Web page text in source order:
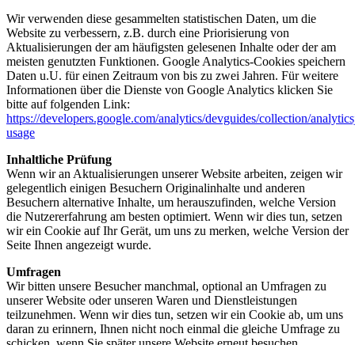
Wir verwenden diese gesammelten statistischen Daten, um die
Website zu verbessern, z.B. durch eine Priorisierung von
Aktualisierungen der am häufigsten gelesenen Inhalte oder der am
meisten genutzten Funktionen. Google Analytics-Cookies speichern
Daten u.U. für einen Zeitraum von bis zu zwei Jahren. Für weitere
Informationen über die Dienste von Google Analytics klicken Sie
bitte auf folgenden Link:
https://developers.google.com/analytics/devguides/collection/
usage
Inhaltliche Prüfung
Wenn wir an Aktualisierungen unserer Website arbeiten, zeigen wir
gelegentlich einigen Besuchern Originalinhalte und anderen
Besuchern alternative Inhalte, um herauszufinden, welche Version
die Nutzererfahrung am besten optimiert. Wenn wir dies tun, setzen
wir ein Cookie auf Ihr Gerät, um uns zu merken, welche Version der
Seite Ihnen angezeigt wurde.
Umfragen
Wir bitten unsere Besucher manchmal, optional an Umfragen zu
unserer Website oder unseren Waren und Dienstleistungen
teilzunehmen. Wenn wir dies tun, setzen wir ein Cookie ab, um uns
daran zu erinnern, Ihnen nicht noch einmal die gleiche Umfrage zu